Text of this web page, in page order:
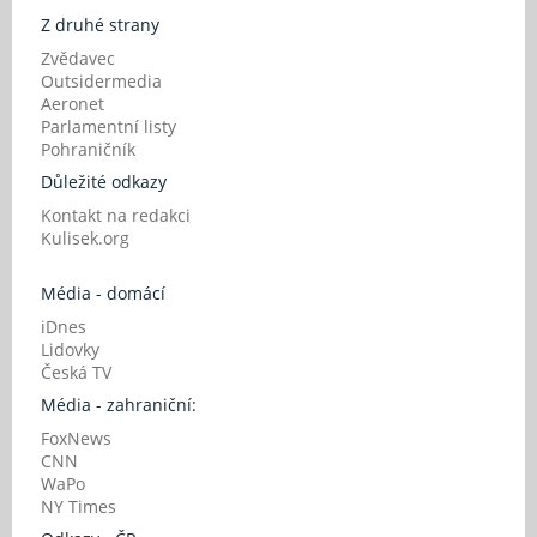
Z druhé strany
Zvědavec
Outsidermedia
Aeronet
Parlamentní listy
Pohraničník
Důležité odkazy
Kontakt na redakci
Kulisek.org
Média - domácí
iDnes
Lidovky
Česká TV
Média - zahraniční:
FoxNews
CNN
WaPo
NY Times